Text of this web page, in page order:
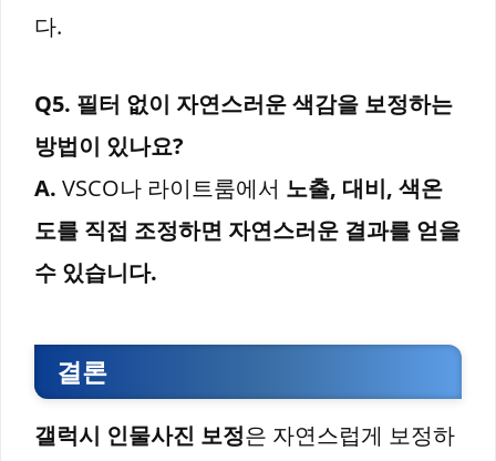
다.
Q5. 필터 없이 자연스러운 색감을 보정하는
방법이 있나요?
A. VSCO나 라이트룸에서 노출, 대비, 색온
도를 직접 조정하면 자연스러운 결과를 얻을
수 있습니다.
결론
갤럭시 인물사진 보정은 자연스럽게 보정하